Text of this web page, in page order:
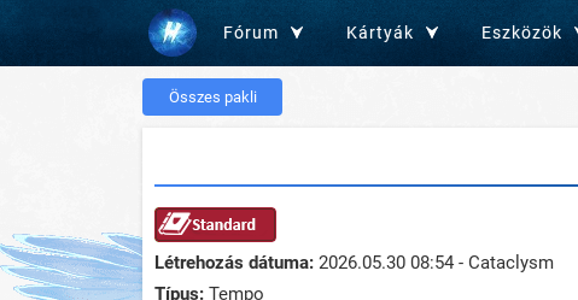
Fórum Kártyák Eszközök
Összes pakli
Létrehozás dátuma: 2026.05.30 08:54 - Cataclysm
Típus: Tempo